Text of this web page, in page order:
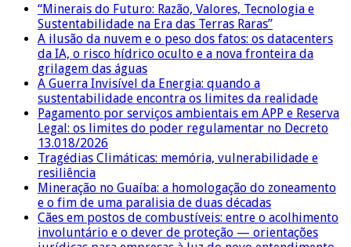
“Minerais do Futuro: Razão, Valores, Tecnologia e
Sustentabilidade na Era das Terras Raras”
A ilusão da nuvem e o peso dos fatos: os datacenters
da IA, o risco hídrico oculto e a nova fronteira da
grilagem das águas
A Guerra Invisível da Energia: quando a
sustentabilidade encontra os limites da realidade
Pagamento por serviços ambientais em APP e Reserva
Legal: os limites do poder regulamentar no Decreto
13.018/2026
Tragédias Climáticas: memória, vulnerabilidade e
resiliência
Mineração no Guaíba: a homologação do zoneamento
e o fim de uma paralisia de duas décadas
Cães em postos de combustíveis: entre o acolhimento
involuntário e o dever de proteção — orientações